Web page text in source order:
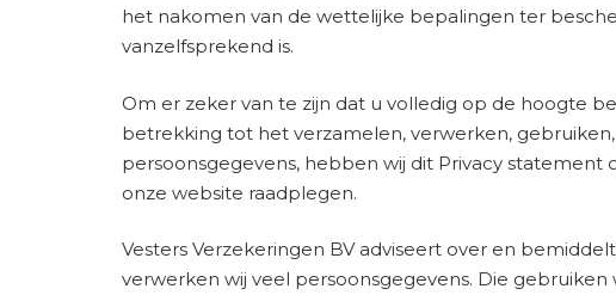
het nakomen van de wettelijke bepalingen ter
vanzelfsprekend is.
Om er zeker van te zijn dat u volledig op de hoogte
betrekking tot het verzamelen, verwerken,
persoonsgegevens, hebben wij dit Privacy
onze website raadplegen.
Vesters Verzekeringen BV adviseert over en
verwerken wij veel persoonsgegevens. Die